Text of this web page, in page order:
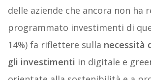
delle aziende che ancora non ha
programmato investimenti di
14%) fa riflettere sulla necessità
gli investimenti in digitale e